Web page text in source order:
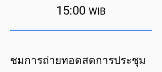
15:00 WIB
ชมการถ่ายทอดสดการประชุม